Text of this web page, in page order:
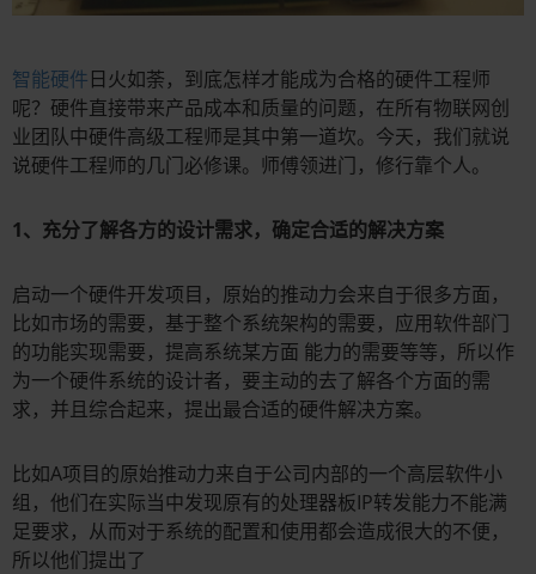
智能硬件日火如荼，到底怎样才能成为合格的硬件工程师
呢？硬件直接带来产品成本和质量的问题，在所有物联网创
业团队中硬件高级工程师是其中第一道坎。今天，我们就说
说硬件工程师的几门必修课。师傅领进门，修行靠个人。
1、充分了解各方的设计需求，确定合适的解决方案
启动一个硬件开发项目，原始的推动力会来自于很多方面，
比如市场的需要，基于整个系统架构的需要，应用软件部门
的功能实现需要，提高系统某方面 能力的需要等等，所以作
为一个硬件系统的设计者，要主动的去了解各个方面的需
求，并且综合起来，提出最合适的硬件解决方案。
比如A项目的原始推动力来自于公司内部的一个高层软件小
组，他们在实际当中发现原有的处理器板IP转发能力不能满
足要求，从而对于系统的配置和使用都会造成很大的不便，
所以他们提出了